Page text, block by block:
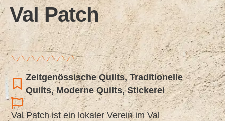
Val Patch
Zeitgenössische Quilts,Traditionelle
Quilts,Moderne Quilts,Stickerei
Val Patch ist ein lokaler Verein im Val